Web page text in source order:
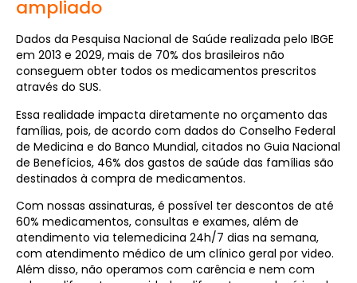
ampliado
Dados da Pesquisa Nacional de Saúde realizada pelo IBGE
em 2013 e 2029, mais de 70% dos brasileiros não
conseguem obter todos os medicamentos prescritos
através do SUS.
Essa realidade impacta diretamente no orçamento das
famílias, pois, de acordo com dados do Conselho Federal
de Medicina e do Banco Mundial, citados no Guia Nacional
de Benefícios, 46% dos gastos de saúde das famílias são
destinados à compra de medicamentos.
Com nossas assinaturas, é possível ter descontos de até
60% medicamentos, consultas e exames, além de
atendimento via telemedicina 24h/7 dias na semana,
com atendimento médico de um clínico geral por video.
Além disso, não operamos com carência e nem com